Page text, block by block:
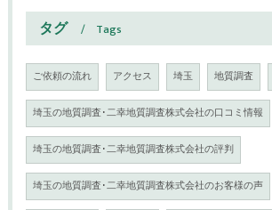
タグ Tags
ご依頼の流れ アクセス 埼玉 地質調査
埼玉の地質調査･二幸地質調査株式会社の口コミ情報
埼玉の地質調査･二幸地質調査株式会社の評判
埼玉の地質調査･二幸地質調査株式会社のお客様の声